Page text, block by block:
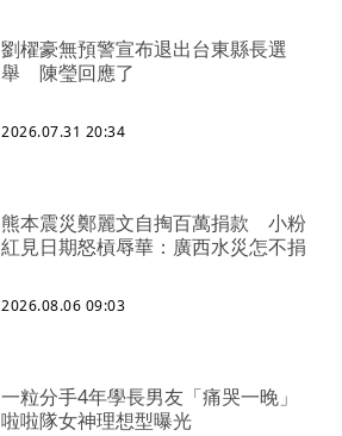
劉櫂豪無預警宣布退出台東縣長選
舉 陳瑩回應了
2026.07.31 20:34
熊本震災鄭麗文自掏百萬捐款 小粉
紅見日期怒槓辱華：廣西水災怎不捐
2026.08.06 09:03
一粒分手4年學長男友「痛哭一晚」
啦啦隊女神理想型曝光